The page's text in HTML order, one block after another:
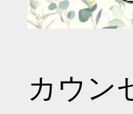
カウン